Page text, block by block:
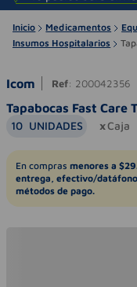
Inicio Medicamentos
Insumos Hospitalarios
Icom Ref: 200042356
Tapabocas Fast Care
10 UNIDADES Caja
En compras menores a
entrega, efectivo/
métodos de pago.